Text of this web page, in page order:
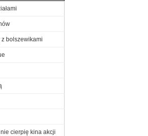
bolszewikami
cierpię kina akcji